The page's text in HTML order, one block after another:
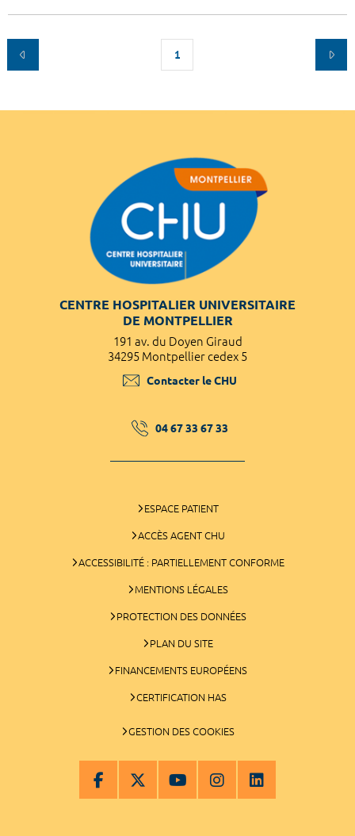
1
CENTRE HOSPITALIER UNIVERSITAIRE
DE MONTPELLIER
191 av. du Doyen Giraud
34295 Montpellier cedex 5
Contacter le CHU
04 67 33 67 33
ESPACE PATIENT
ACCÈS AGENT CHU
ACCESSIBILITÉ : PARTIELLEMENT CONFORME
MENTIONS LÉGALES
PROTECTION DES DONNÉES
PLAN DU SITE
FINANCEMENTS EUROPÉENS
CERTIFICATION HAS
GESTION DES COOKIES